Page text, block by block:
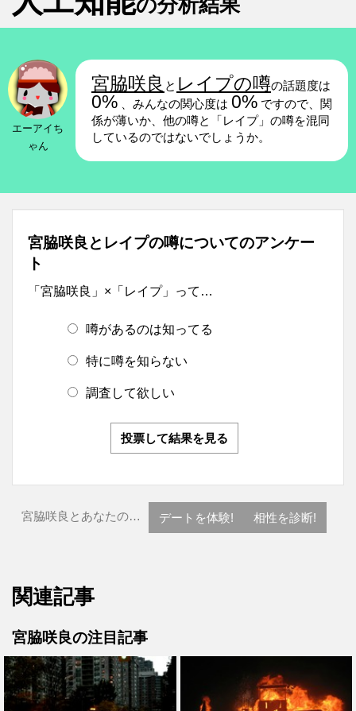
の分析結果
エーアイち
ゃん
宮脇咲良 と レイプの噂の話題度は
0% 、みんなの関心度は 0% ですので、関
係が薄いか、他の噂と「レイプ」の噂を混同
しているのではないでしょうか。
宮脇咲良とレイプの噂についてのアンケー
ト
「宮脇咲良」×「レイプ」って…
噂があるのは知ってる
特に噂を知らない
調査して欲しい
投票して結果を見る
宮脇咲良とあなたの… デートを体験! 相性を診断!
関連記事
宮脇咲良の注目記事